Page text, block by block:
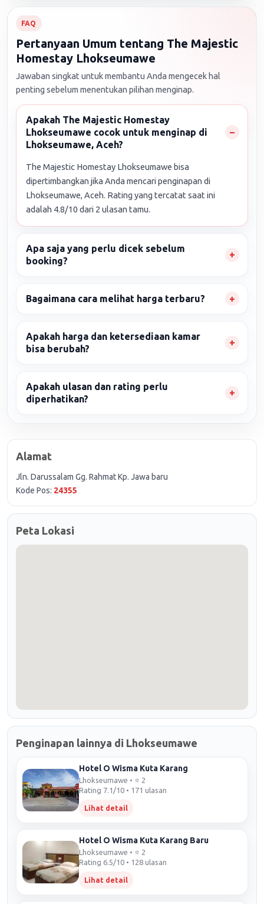
FAQ
Pertanyaan Umum tentang The Majestic
Homestay Lhokseumawe
Jawaban singkat untuk membantu Anda mengecek hal
penting sebelum menentukan pilihan menginap.
Apakah The Majestic Homestay
Lhokseumawe cocok untuk menginap di
Lhokseumawe, Aceh?
The Majestic Homestay Lhokseumawe bisa
dipertimbangkan jika Anda mencari penginapan di
Lhokseumawe, Aceh. Rating yang tercatat saat ini
adalah 4.8/10 dari 2 ulasan tamu.
Apa saja yang perlu dicek sebelum
booking?
Bagaimana cara melihat harga terbaru?
Apakah harga dan ketersediaan kamar
bisa berubah?
Apakah ulasan dan rating perlu
diperhatikan?
Alamat
Jln. Darussalam Gg. Rahmat Kp. Jawa baru
Kode Pos: 24355
Peta Lokasi
Penginapan lainnya di Lhokseumawe
Hotel O Wisma Kuta Karang
Lhokseumawe • ⭐ 2
Rating 7.1/10 • 171 ulasan
Lihat detail
Hotel O Wisma Kuta Karang Baru
Lhokseumawe • ⭐ 2
Rating 6.5/10 • 128 ulasan
Lihat detail